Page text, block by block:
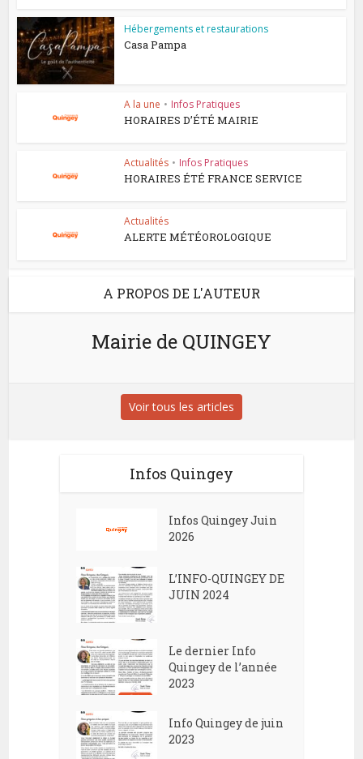
Hébergements et restaurations
Casa Pampa
A la une • Infos Pratiques
HORAIRES D’ÉTÉ MAIRIE
Actualités • Infos Pratiques
HORAIRES ÉTÉ FRANCE SERVICE
Actualités
ALERTE MÉTÉOROLOGIQUE
A PROPOS DE L'AUTEUR
Mairie de QUINGEY
Voir tous les articles
Infos Quingey
Infos Quingey Juin
2026
L’INFO-QUINGEY DE
JUIN 2024
Le dernier Info
Quingey de l’année
2023
Info Quingey de juin
2023